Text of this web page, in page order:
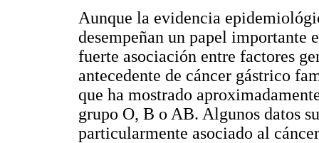
Aunque la evidencia
desempeñan un papel importante
fuerte asociación entre factores
antecedente de cáncer gástrico
que ha mostrado
grupo O, B o AB. Algunos datos
particularmente asociado al